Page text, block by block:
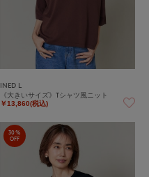
INED L
《大きいサイズ》Tシャツ風ニット
￥13,860(税込)
30%
OFF